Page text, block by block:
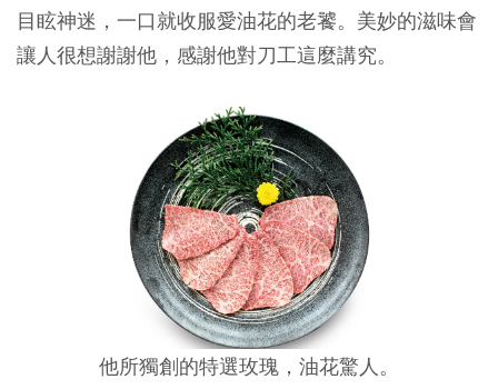
目眩神迷，一口就收服愛油花的老饕。美妙的滋味會
讓人很想謝謝他，感謝他對刀工這麼講究。
他所獨創的特選玫瑰，油花驚人。